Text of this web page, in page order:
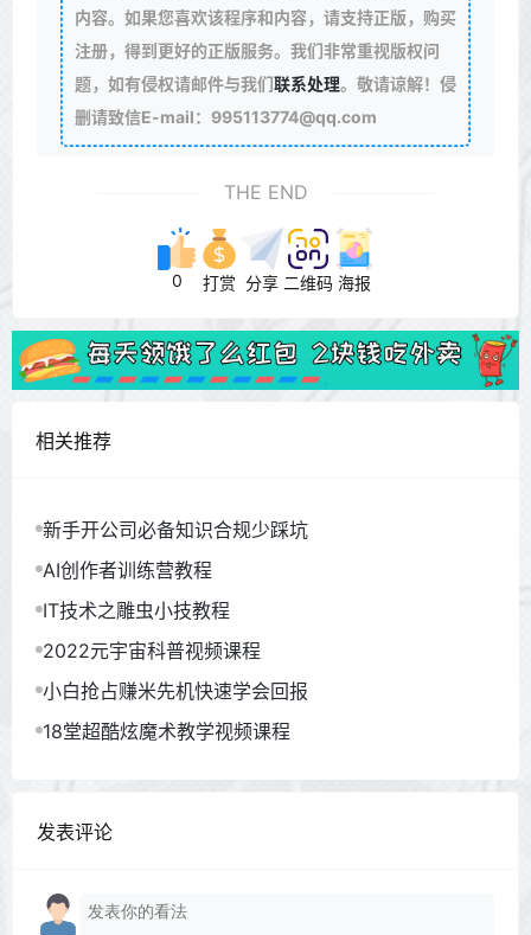
内容。如果您喜欢该程序和内容，请支持正版，购买
注册，得到更好的正版服务。我们非常重视版权问
题，如有侵权请邮件与我们联系处理。敬请谅解！侵
删请致信E-mail：995113774@qq.com
THE END
0 打赏 分享 二维码 海报
相关推荐
新手开公司必备知识合规少踩坑
AI创作者训练营教程
IT技术之雕虫小技教程
2022元宇宙科普视频课程
小白抢占赚米先机快速学会回报
18堂超酷炫魔术教学视频课程
发表评论